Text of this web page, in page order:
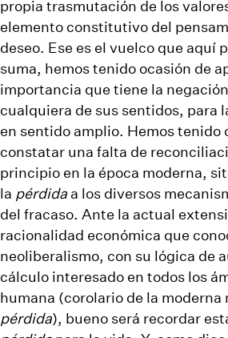
propia trasmutación de los
elemento constitutivo del
deseo. Ese es el vuelco que aquí
suma, hemos tenido ocasión de
importancia que tiene la
cualquiera de sus sentidos, para
en sentido amplio. Hemos tenido
constatar una falta de
principio en la época moderna,
la pérdida a los diversos
del fracaso. Ante la actual
racionalidad económica que
neoliberalismo, con su lógica de
cálculo interesado en todos los
humana (corolario de la moderna
pérdida), bueno será recordar